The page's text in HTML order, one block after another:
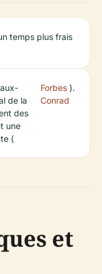
temps plus frais
de la
des
une
(
Forbes
Conrad
).
et